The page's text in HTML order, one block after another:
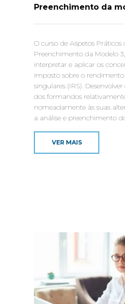
Preenchimento da
O curso de Aspetos Práticos
Preenchimento da Modelo 3,
interpretar e aplicar os
imposto sobre o rendimento
singulares (IRS).
dos formandos
nomeadamente às suas
a análise e preenchimento
VER MAIS